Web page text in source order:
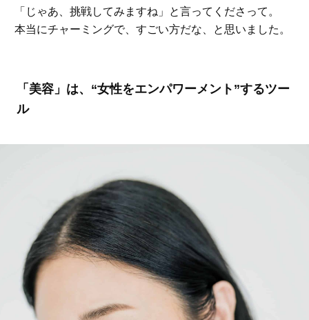
「じゃあ、挑戦してみますね」と言ってくださって。
本当にチャーミングで、すごい方だな、と思いました。
「美容」は、“女性をエンパワーメント”するツー
ル